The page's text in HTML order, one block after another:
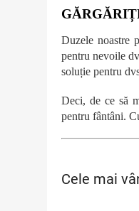
Duzele noastre
pentru nevoile
soluție pentru
Deci, de ce să
pentru fântâni.
Cele mai